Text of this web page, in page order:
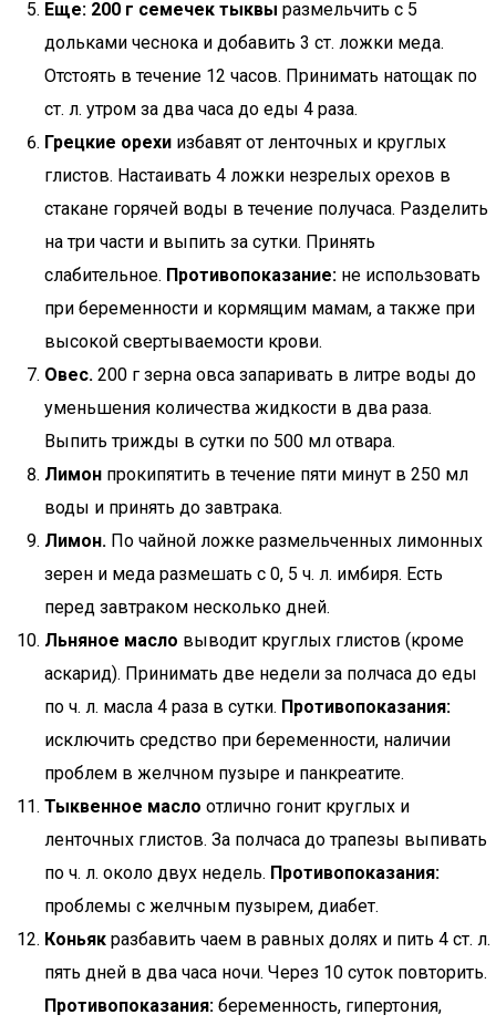
Еще: 200 г семечек тыквы размельчить с 5
дольками чеснока и добавить 3 ст. ложки меда.
Отстоять в течение 12 часов. Принимать натощак по
ст. л. утром за два часа до еды 4 раза.
Грецкие орехи избавят от ленточных и круглых
глистов. Настаивать 4 ложки незрелых орехов в
стакане горячей воды в течение получаса. Разделить
на три части и выпить за сутки. Принять
слабительное. Противопоказание: не использовать
при беременности и кормящим мамам, а также при
высокой свертываемости крови.
Овес. 200 г зерна овса запаривать в литре воды до
уменьшения количества жидкости в два раза.
Выпить трижды в сутки по 500 мл отвара.
Лимон прокипятить в течение пяти минут в 250 мл
воды и принять до завтрака.
Лимон. По чайной ложке размельченных лимонных
зерен и меда размешать с 0, 5 ч. л. имбиря. Есть
перед завтраком несколько дней.
Льняное масло выводит круглых глистов (кроме
аскарид). Принимать две недели за полчаса до еды
по ч. л. масла 4 раза в сутки. Противопоказания:
исключить средство при беременности, наличии
проблем в желчном пузыре и панкреатите.
Тыквенное масло отлично гонит круглых и
ленточных глистов. За полчаса до трапезы выпивать
по ч. л. около двух недель. Противопоказания:
проблемы с желчным пузырем, диабет.
Коньяк разбавить чаем в равных долях и пить 4 ст. л.
пять дней в два часа ночи. Через 10 суток повторить.
Противопоказания: беременность, гипертония,